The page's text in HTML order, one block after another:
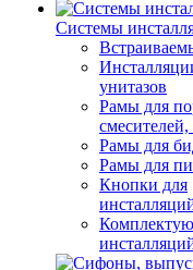
Системы
унитазов
Рамы для
Рамы для
Рамы для
Кнопки для